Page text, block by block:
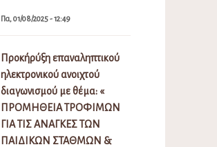
Πα, 01/08/2025 - 12:49
Προκήρύξη επαναληπτικού
ηλεκτρονικού ανοιχτού
διαγωνισμού με θέμα: «
ΠΡΟΜΗΘΕΙΑ ΤΡΟΦΙΜΩΝ
ΓΙΑ ΤΙΣ ΑΝΑΓΚΕΣ ΤΩΝ
ΠΑΙΔΙΚΩΝ ΣΤΑΘΜΩΝ &